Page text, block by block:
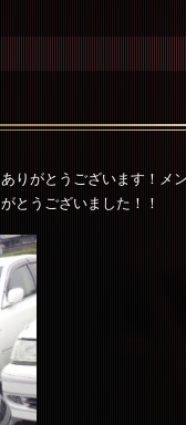
りがとうございます！
とうございました！！